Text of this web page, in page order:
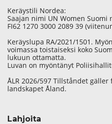
Keräystili Nordea:
Saajan nimi UN Women Suomi
FI62 1270 3000 2089 39
Keräyslupa RA/2021/1501.
voimassa toistaiseksi koko
lukuun ottamatta.
Luvan on myöntänyt
ÅLR 2026/597 Tillståndet
landskapet Åland.
Lahjoita